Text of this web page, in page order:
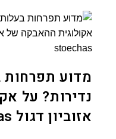
מדוע תפרחות
נדירות? על
אזוביון דגול Lavandula stoechas